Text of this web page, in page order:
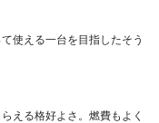
使える一台を目指したそう
える格好よさ。燃費もよく